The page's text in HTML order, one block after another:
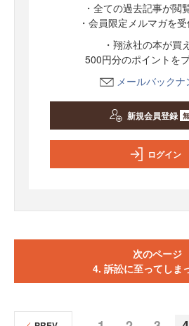
・全ての過去記事が閲
・会員限定メルマガを
・翔泳社の本が買
500円分のポイントを
メールバックナ
新規会員登録
ログイン
次のページ
4. 訴訟に至ってしま